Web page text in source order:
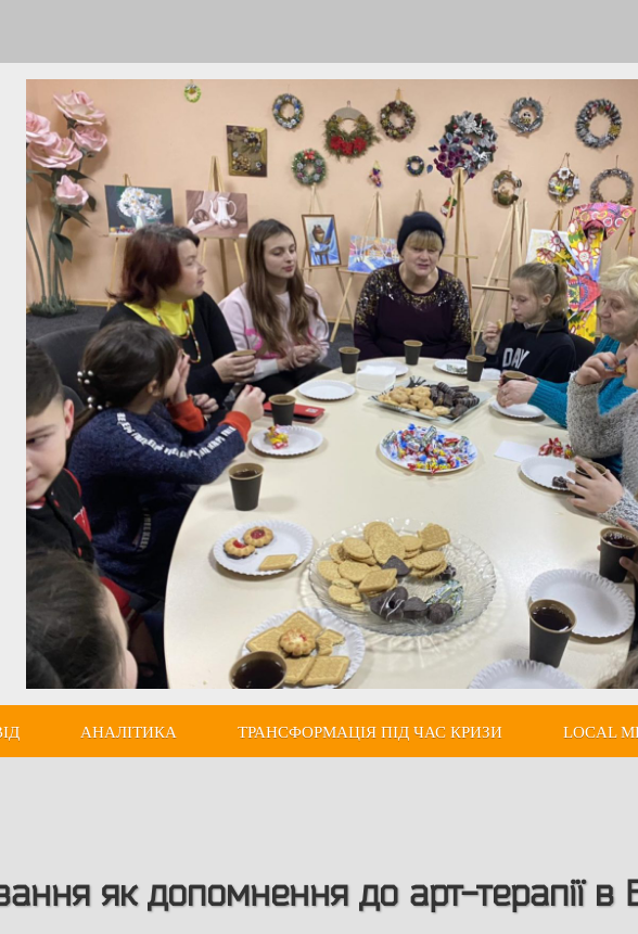
АНАЛІТИКА ТРАНСФОРМАЦІЯ ПІД ЧАС КРИЗИ LOCAL
як допомнення до арт-терапії в